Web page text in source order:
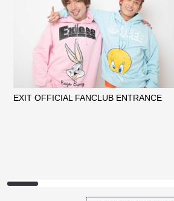
EXIT OFFICIAL FANCLUB ENTRANCE